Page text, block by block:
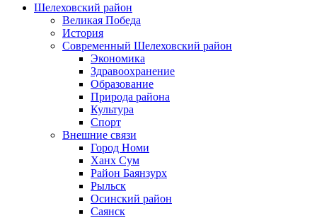
Шелеховский район
Великая Победа
История
Современный Шелеховский район
Экономика
Здравоохранение
Образование
Природа района
Культура
Спорт
Внешние связи
Город Номи
Ханх Сум
Район Баянзурх
Рыльск
Осинский район
Саянск